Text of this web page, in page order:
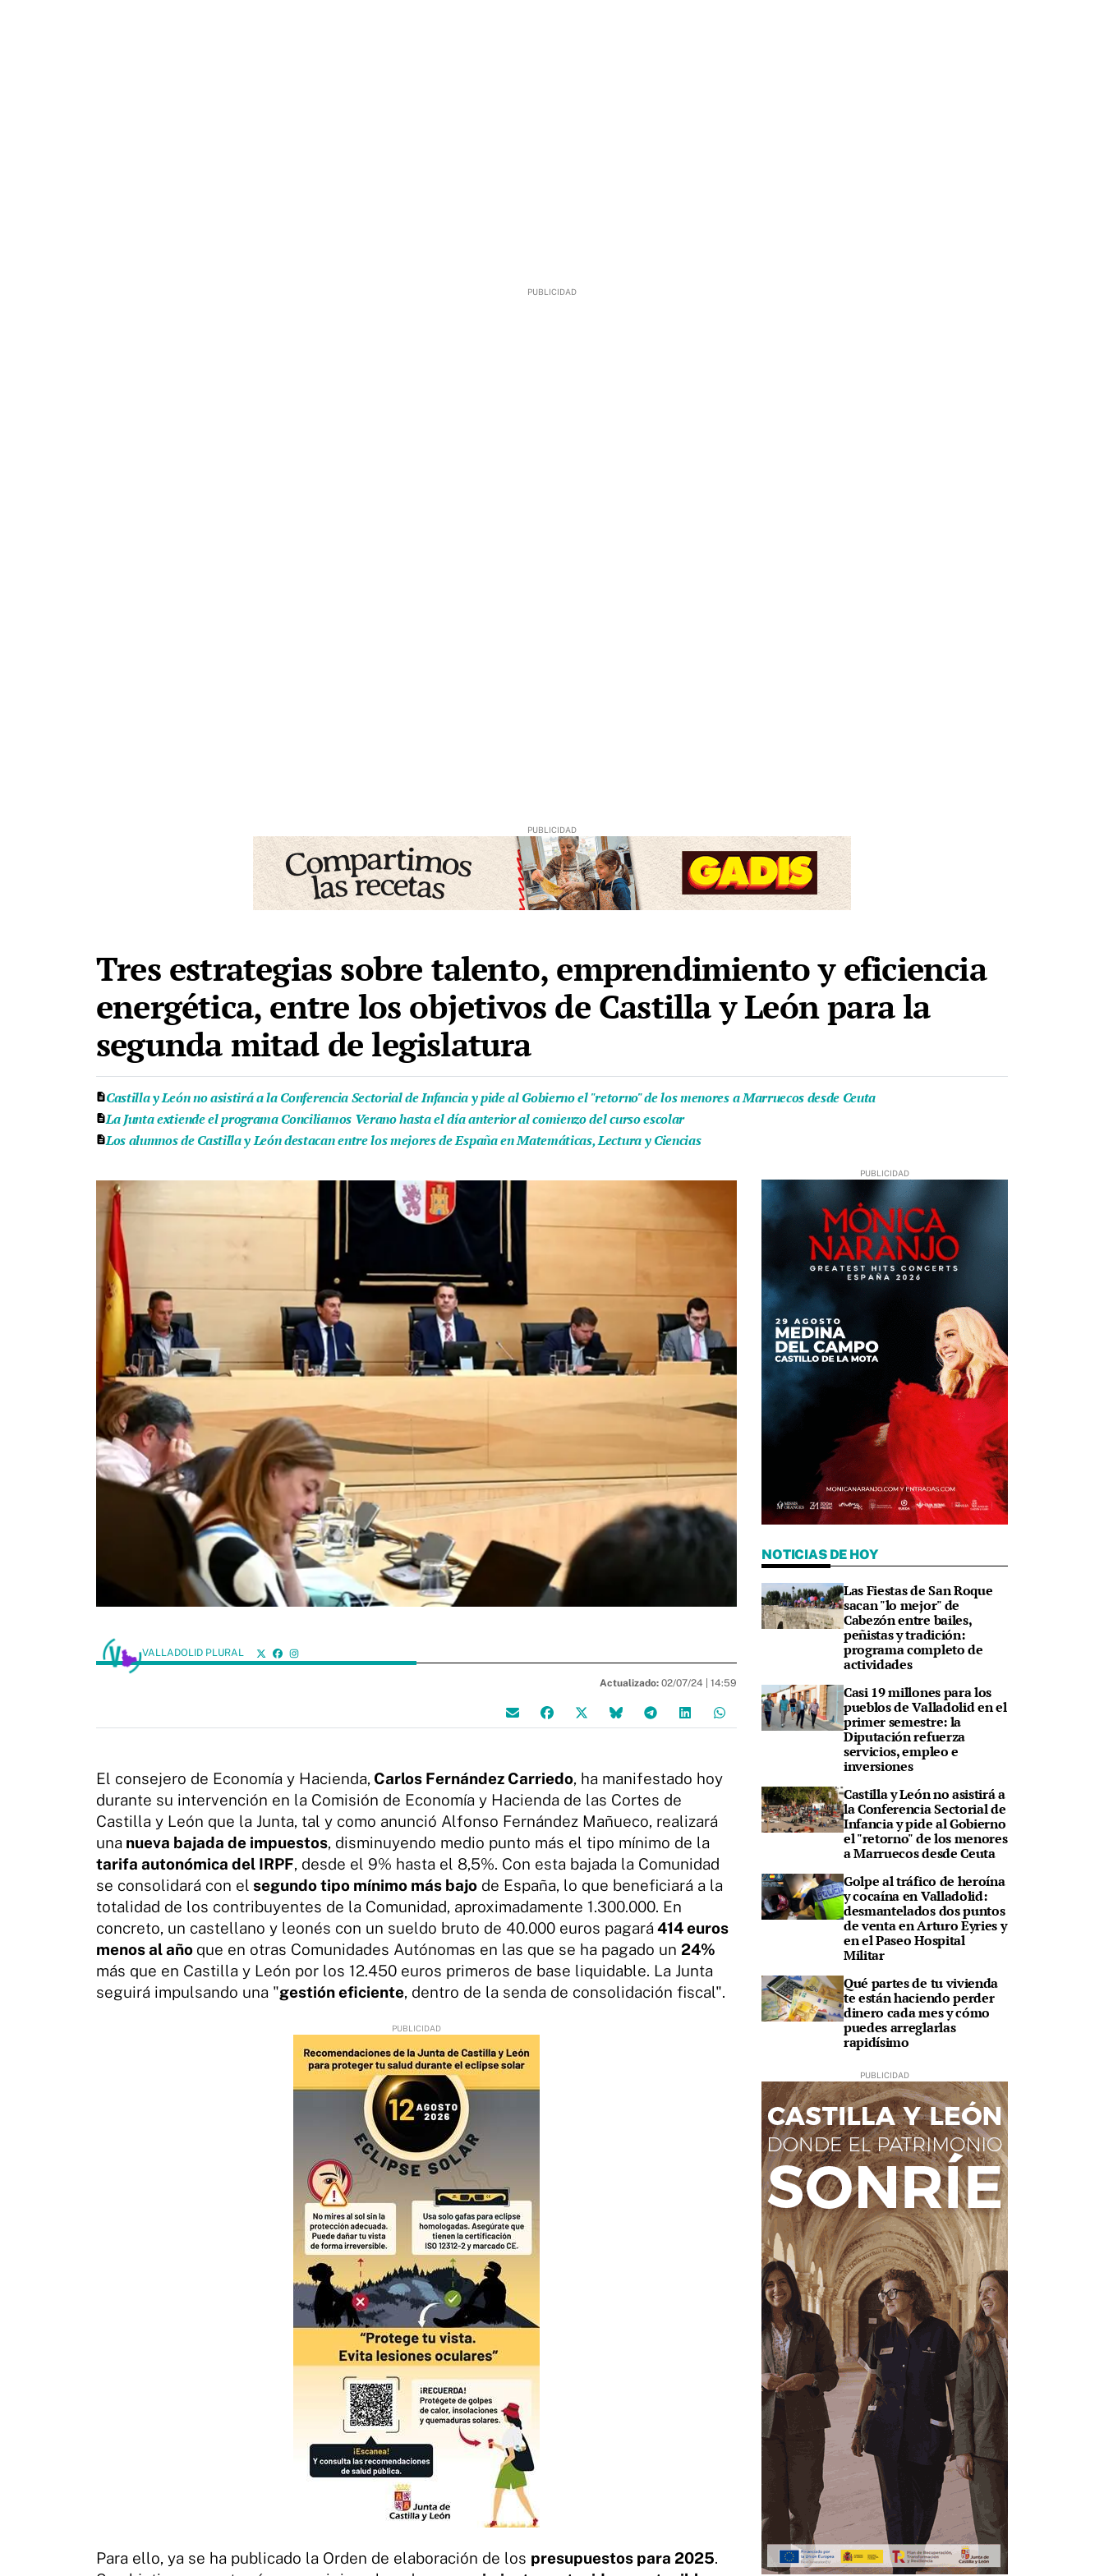
Tres estrategias sobre talento, emprendimiento y eficiencia
energética, entre los objetivos de Castilla y León para la
segunda mitad de legislatura
Castilla y León no asistirá a la Conferencia Sectorial de Infancia y pide al Gobierno el "retorno" de los menores a Marruecos desde Ceuta
La Junta extiende el programa Conciliamos Verano hasta el día anterior al comienzo del curso escolar
Los alumnos de Castilla y León destacan entre los mejores de España en Matemáticas, Lectura y Ciencias
VALLADOLID PLURAL
Actualizado: 02/07/24 | 14:59
El consejero de Economía y Hacienda, Carlos Fernández Carriedo, ha manifestado hoy
durante su intervención en la Comisión de Economía y Hacienda de las Cortes de
Castilla y León que la Junta, tal y como anunció Alfonso Fernández Mañueco, realizará
una nueva bajada de impuestos, disminuyendo medio punto más el tipo mínimo de la
tarifa autonómica del IRPF, desde el 9% hasta el 8,5%. Con esta bajada la Comunidad
se consolidará con el segundo tipo mínimo más bajo de España, lo que beneficiará a la
totalidad de los contribuyentes de la Comunidad, aproximadamente 1.300.000. En
concreto, un castellano y leonés con un sueldo bruto de 40.000 euros pagará 414 euros
menos al año que en otras Comunidades Autónomas en las que se ha pagado un 24%
más que en Castilla y León por los 12.450 euros primeros de base liquidable. La Junta
seguirá impulsando una "gestión eficiente, dentro de la senda de consolidación fiscal".
Para ello, ya se ha publicado la Orden de elaboración de los presupuestos para 2025.
NOTICIAS DE HOY
Las Fiestas de San Roque
sacan "lo mejor" de
Cabezón entre bailes,
peñistas y tradición:
programa completo de
actividades
Casi 19 millones para los
pueblos de Valladolid en el
primer semestre: la
Diputación refuerza
servicios, empleo e
inversiones
Castilla y León no asistirá a
la Conferencia Sectorial de
Infancia y pide al Gobierno
el "retorno" de los menores
a Marruecos desde Ceuta
Golpe al tráfico de heroína
y cocaína en Valladolid:
desmantelados dos puntos
de venta en Arturo Eyries y
en el Paseo Hospital
Militar
Qué partes de tu vivienda
te están haciendo perder
dinero cada mes y cómo
puedes arreglarlas
rapidísimo